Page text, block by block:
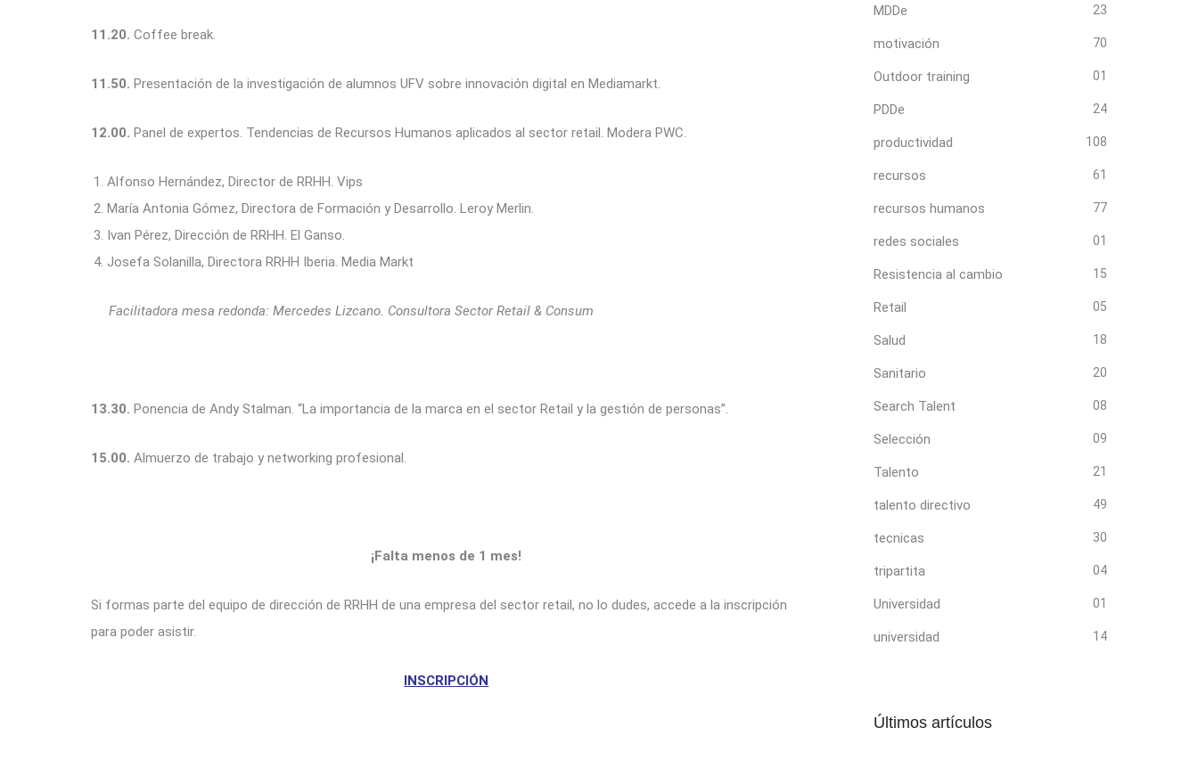
11.20. Coffee break.
11.50. Presentación de la investigación de alumnos UFV sobre innovación digital en Mediamarkt.
12.00. Panel de expertos. Tendencias de Recursos Humanos aplicados al sector retail. Modera PWC.
Alfonso Hernández, Director de RRHH. Vips
María Antonia Gómez, Directora de Formación y Desarrollo. Leroy Merlin.
Ivan Pérez, Dirección de RRHH. El Ganso.
Josefa Solanilla, Directora RRHH Iberia. Media Markt
Facilitadora mesa redonda: Mercedes Lizcano. Consultora Sector Retail & Consum
13.30. Ponencia de Andy Stalman. “La importancia de la marca en el sector Retail y la gestión de personas”.
15.00. Almuerzo de trabajo y networking profesional.
¡Falta menos de 1 mes!
Si formas parte del equipo de dirección de RRHH de una empresa del sector retail, no lo dudes, accede a la inscripción
para poder asistir.
INSCRIPCIÓN
MDDe 23
motivación 70
Outdoor training 01
PDDe 24
productividad 108
recursos 61
recursos humanos 77
redes sociales 01
Resistencia al cambio 15
Retail 05
Salud 18
Sanitario 20
Search Talent 08
Selección 09
Talento 21
talento directivo 49
tecnicas 30
tripartita 04
Universidad 01
universidad 14
Últimos artículos